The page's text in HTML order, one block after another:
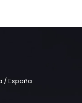
/ España